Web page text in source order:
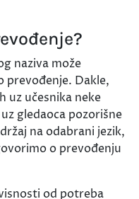
naziva može
prevođenje. Dakle,
uz učesnika neke
gledaoca pozorišne
na odabrani jezik,
o prevođenju
od potreba